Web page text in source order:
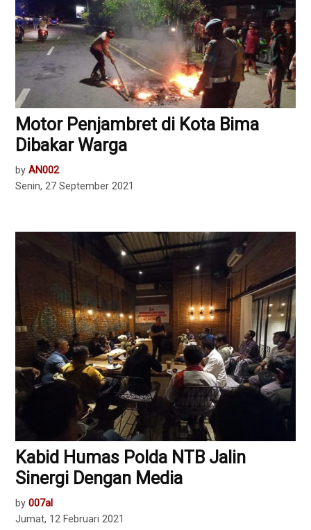
Motor Penjambret di Kota Bima
Dibakar Warga
by AN002
Senin, 27 September 2021
Kabid Humas Polda NTB Jalin
Sinergi Dengan Media
by 007al
Jumat, 12 Februari 2021